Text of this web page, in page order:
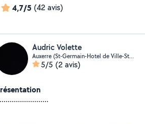
4,7/5 (42 avis)
Audric Volette
Auxerre (St-Germain-Hotel de Ville-St Pierre)
5/5 (2 avis)